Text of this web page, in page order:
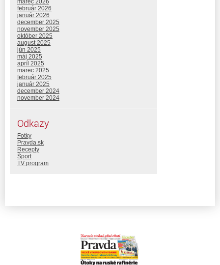
marec 2026
február 2026
január 2026
december 2025
november 2025
október 2025
august 2025
jún 2025
máj 2025
apríl 2025
marec 2025
február 2025
január 2025
december 2024
november 2024
Odkazy
Fotky
Pravda.sk
Recepty
Šport
TV program